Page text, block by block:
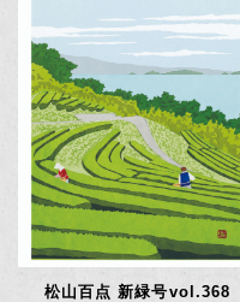
松山百点 新緑号vol.368